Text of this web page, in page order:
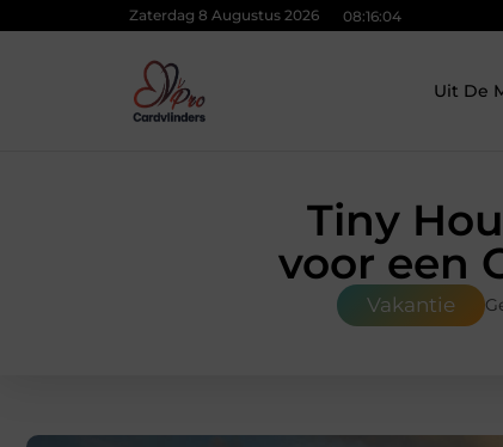
Zaterdag 8 Augustus 2026 08:16:05
Uit De
Tiny
voor een
Vakantie